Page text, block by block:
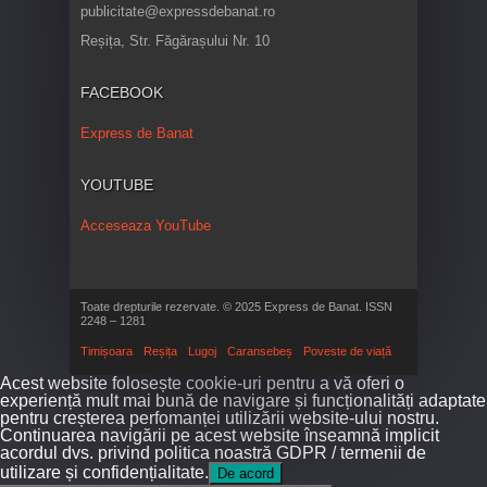
publicitate@expressdebanat.ro
Reșița, Str. Făgărașului Nr. 10
FACEBOOK
Express de Banat
YOUTUBE
Acceseaza YouTube
Toate drepturile rezervate. © 2025 Express de Banat. ISSN
2248 – 1281
Timișoara Reșița Lugoj Caransebeș Poveste de viață
Acest website folosește cookie-uri pentru a vă oferi o
experiență mult mai bună de navigare și funcționalități adaptate
pentru creșterea perfomanței utilizării website-ului nostru.
Continuarea navigării pe acest website înseamnă implicit
acordul dvs. privind politica noastră GDPR / termenii de
utilizare și confidențialitate.
De acord